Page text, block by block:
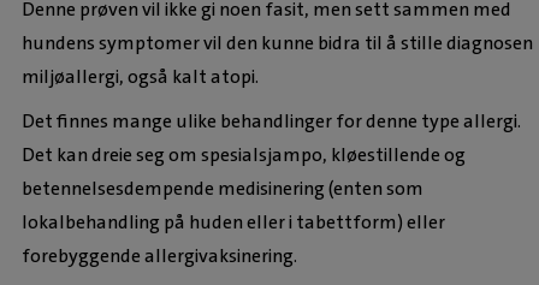
Denne prøven vil ikke gi noen fasit, men sett sammen med
hundens symptomer vil den kunne bidra til å stille diagnosen
miljøallergi, også kalt atopi.
Det finnes mange ulike behandlinger for denne type allergi.
Det kan dreie seg om spesialsjampo, kløestillende og
betennelsesdempende medisinering (enten som
lokalbehandling på huden eller i tabettform) eller
forebyggende allergivaksinering.